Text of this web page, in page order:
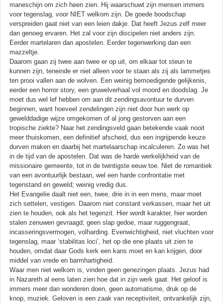
maneschijn om zich heen zien. Hij waarschuwt zijn mensen immers
voor tegenslag, voor NIET welkom zijn. De goede boodschap
verspreiden gaat niet van een leien dakje. Dat heeft Jezus zelf meer
dan genoeg ervaren. Het zal voor zijn discipelen niet anders zijn.
Eerder martelaren dan apostelen. Eerder tegenwerking dan een
mazzeltje.
Daarom gaan zij twee aan twee er op uit, om elkaar tot steun te
kunnen zijn, teneinde er niet alleen voor te staan als zij als lammetjes
ten prooi vallen aan de wolven. Een weinig bemoedigende gelijkenis,
eerder een horror story, een gruwelverhaal vol moord en doodslag. Je
moet dus wel lef hebben om aan dit zendingsavontuur te durven
beginnen, want hoeveel zendelingen zijn niet door hun werk op
gewelddadige wijze omgekomen of al jong gestorven aan een
tropische ziekte? Naar het zendingsveld gaan betekende vaak nooit
meer thuiskomen, een definitief afscheid, dus een ingrijpende keuze
durven maken en daarbij het martelaarschap incalculeren. Zo was het
in de tijd van de apostelen. Dat was de harde werkelijkheid van de
missionaire gemeente, tot in de twintigste eeuw toe. Niet de romantiek
van een avontuurlijk bestaan, wel een harde confrontatie met
tegenstand en geweld; weinig vredig dus.
Het Evangelie daalt niet een, twee, drie in in een mens, maar moet
zich settelen, vestigen. Daarom niet constant verkassen, maar het uit
zien te houden, ook als het tegenzit. Hier wordt karakter, hier worden
stalen zenuwen gevraagd; geen slap gedoe, maar ruggengraat,
incasseringsvermogen, volharding. Evenwichtigheid, niet vluchten voor
tegenslag, maar ‘stabilitas loci’, het op die ene plaats uit zien te
houden, omdat daar Gods kerk een kans moet en kan krijgen, door
middel van vrede en barmhartigheid.
Waar men niet welkom is, vinden geen genezingen plaats. Jezus had
in Nazareth al eens laten zien hoe dat in zijn werk gaat. Het geloof is
immers meer dan wonderen doen, geen automatisme, druk op de
knop, muziek. Geloven is een zaak van receptiviteit, ontvankelijk zijn,